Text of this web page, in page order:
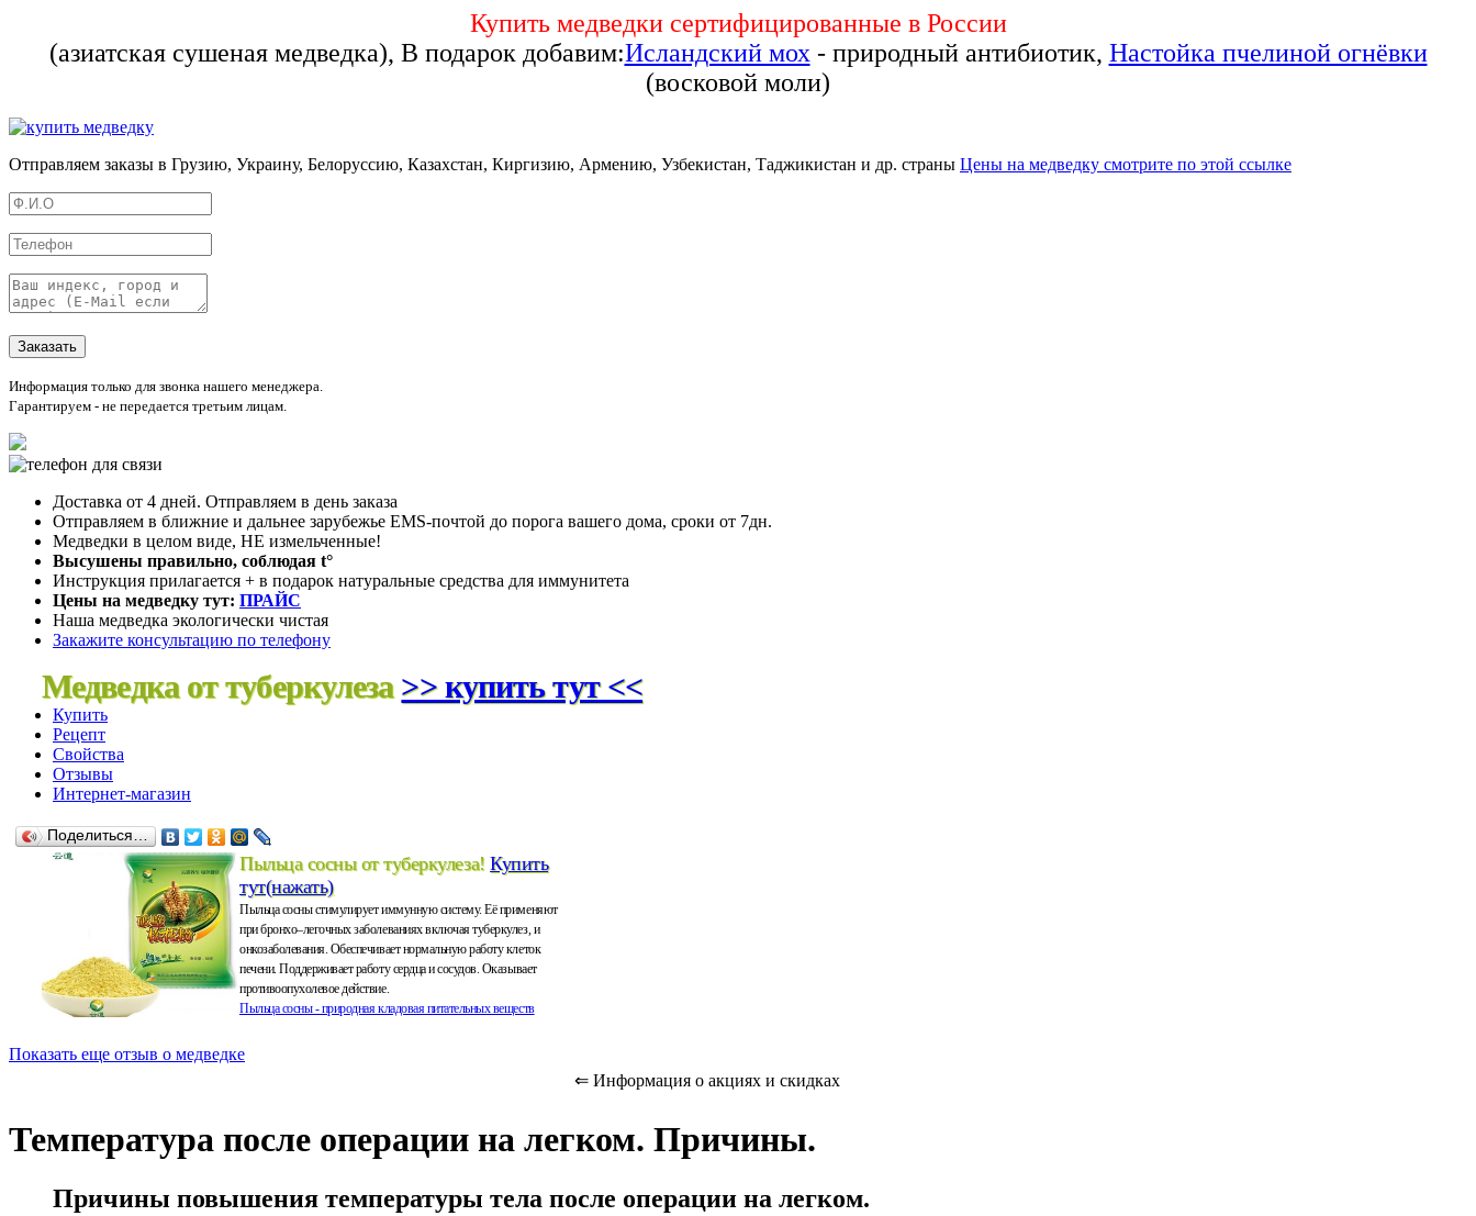
Купить медведки сертифицированные в России
(азиатская сушеная медведка), В подарок добавим:Исландский мох - природный антибиотик, Настойка пчелиной огнёвки
(восковой моли)
Отправляем заказы в Грузию, Украину, Белоруссию, Казахстан, Киргизию, Армению, Узбекистан, Таджикистан и др. страны Цены на медведку смотрите по этой ссылке
Информация только для звонка нашего менеджера.
Гарантируем - не передается третьим лицам.
Доставка от 4 дней. Отправляем в день заказа
Отправляем в ближние и дальнее зарубежье EMS-почтой до порога вашего дома, сроки от 7дн.
Медведки в целом виде, НЕ измельченные!
Высушены правильно, соблюдая t°
Инструкция прилагается + в подарок натуральные средства для иммунитета
Цены на медведку тут: ПРАЙС
Наша медведка экологически чистая
Закажите консультацию по телефону
Медведка от туберкулеза >> купить тут <<
Купить
Рецепт
Свойства
Отзывы
Интернет-магазин
Поделиться…
Пыльца сосны от туберкулеза!Купить
тут(нажать)
Пыльца сосны стимулирует иммунную систему. Её применяют
при бронхо–легочных заболеваниях включая туберкулез, и
онкозаболевания. Обеспечивает нормальную работу клеток
печени. Поддерживает работу сердца и сосудов. Оказывает
противоопухолевое действие.
Пыльца сосны - природная кладовая питательных веществ
Исландский мох от туберкулеза!
показали, отвар из цетрарии способен убивать даже, стойкую к
воздействию химических препаратов, палочку Коха.
Показать еще отзыв о медведке
⇐ Информация о акциях и скидках
Температура после операции на легком. Причины.
Причины повышения температуры тела после операции на легком.